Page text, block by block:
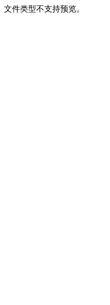
文件类型不支持预览。